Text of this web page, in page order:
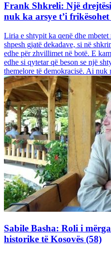
Frank Shkreli: Një
nuk ka arsye t’i frikësohet
Liria e shtypit ka qenë dhe
shpesh gjatë dekadave, si në
edhe për zhvillimet në botë. E
edhe si qytetar që beson se një
themelore të demokracisë. Ai nuk
Sabile Basha: Roli i
historike të Kosovës (58)